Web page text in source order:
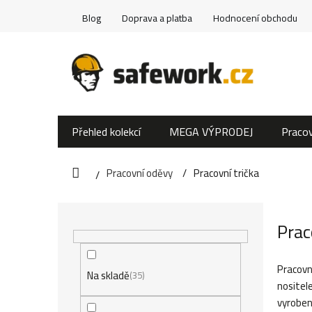
Blog Doprava a platba Hodnocení obchodu
Přehled kolekcí MEGA VÝPRODEJ
DomůPracovní oděvy Pracovní trička
Na skladě 35